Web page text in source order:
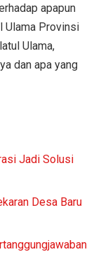
apapun
Ulama Provinsi
Ulama,
dan apa yang
Jadi Solusi
Desa Baru